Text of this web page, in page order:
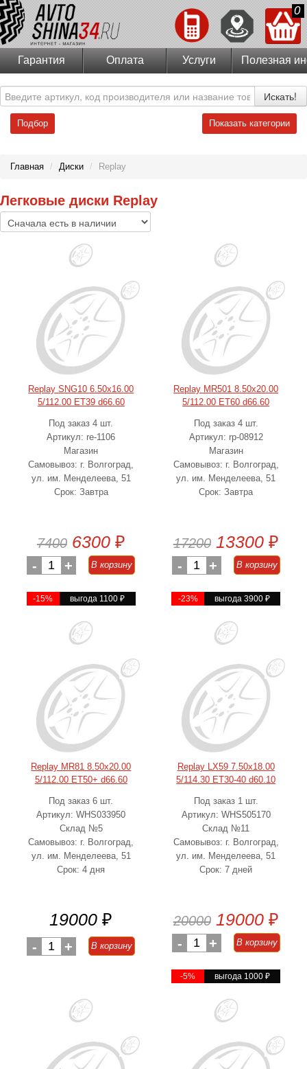
0
Гарантия Оплата Услуги Полезная
Искать!
Подбор Показать категории
Главная / Диски / Replay
Легковые диски Replay
Replay SNG10 6.50x16.00
5/112.00 ET39 d66.60
Под заказ 4 шт.
Артикул: re-1106
Магазин
Самовывоз: г. Волгоград,
ул. им. Менделеева, 51
Срок: Завтра
7400 6300 ₽
- 1 + В корзину
-15% выгода 1100₽
Replay MR501 8.50x20.00
5/112.00 ET60 d66.60
Под заказ 4 шт.
Артикул: rp-08912
Магазин
Самовывоз: г. Волгоград,
ул. им. Менделеева, 51
Срок: Завтра
17200 13300 ₽
- 1 + В корзину
-23% выгода 3900 ₽
Replay MR81 8.50x20.00
5/112.00 ET50+ d66.60
Под заказ 6 шт.
Артикул: WHS033950
Склад №5
Самовывоз: г. Волгоград,
ул. им. Менделеева, 51
Срок: 4 дня
19000 ₽
- 1 + В корзину
Replay LX59 7.50x18.00
5/114.30 ET30-40 d60.10
Под заказ 1 шт.
Артикул: WHS505170
Склад №11
Самовывоз: г. Волгоград,
ул. им. Менделеева, 51
Срок: 7 дней
20000 19000 ₽
- 1 + В корзину
-5% выгода 1000 ₽